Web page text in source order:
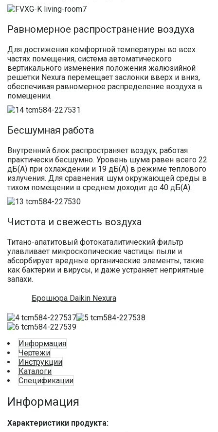
Равномерное распространение воздуха
Для достижения комфортной температуры во всех
частях помещения, система автоматического
вертикального изменения положения жалюзийной
решетки Nexura перемещает заслонки вверх и вниз,
обеспечивая равномерное распределение воздуха в
помещении.
Бесшумная работа
Внутренний блок распространяет воздух, работая
практически бесшумно. Уровень шума равен всего 22
дБ(A) при охлаждении и 19 дБ(A) в режиме теплового
излучения. Для сравнения: шум окружающей среды в
тихом помещении в среднем доходит до 40 дБ(A).
Чистота и свежесть воздуха
Титано-апатитовый фотокаталитический фильтр
улавливает микроскопические частицы пыли и
абсорбирует вредные органические элементы, такие
как бактерии и вирусы, и даже устраняет неприятные
запахи.
Брошюра Daikin Nexura
Информация
Чертежи
Инструкции
Каталоги
Спецификации
Информация
Характеристики продукта: